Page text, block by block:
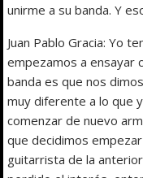
unirme a su banda. Y
Juan Pablo Gracia: Yo
empezamos a ensayar
banda es que nos
muy diferente a lo que
comenzar de nuevo
que decidimos
guitarrista de la